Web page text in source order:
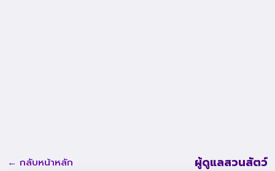
← กลับหน้าหลัก ผู้ดูแลสวนสัตว์